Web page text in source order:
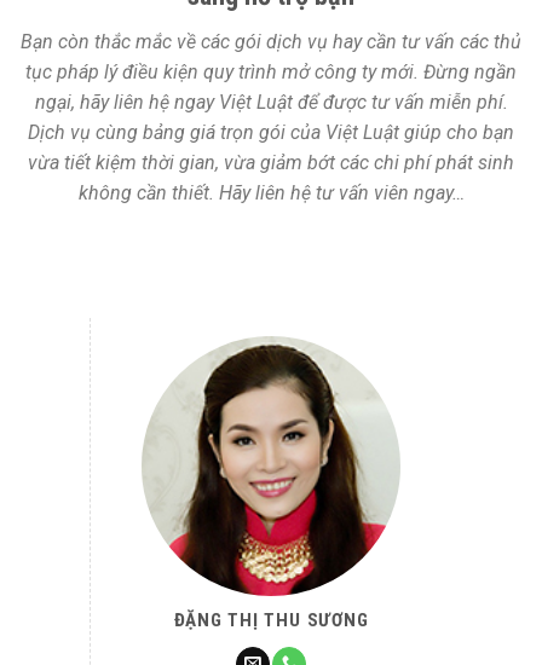
Bạn còn thắc mắc về các gói dịch vụ hay cần tư vấn các thủ
tục pháp lý điều kiện quy trình mở công ty mới. Đừng ngần
ngại, hãy liên hệ ngay Việt Luật để được tư vấn miễn phí.
Dịch vụ cùng bảng giá trọn gói của Việt Luật giúp cho bạn
vừa tiết kiệm thời gian, vừa giảm bớt các chi phí phát sinh
không cần thiết. Hãy liên hệ tư vấn viên ngay…
ĐẶNG THỊ THU SƯƠNG